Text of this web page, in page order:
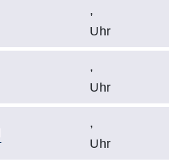
,
Uhr
,
Uhr
,
Uhr